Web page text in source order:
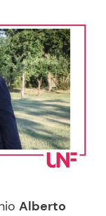
mondo
e Ricette
di Cucina
Alberto